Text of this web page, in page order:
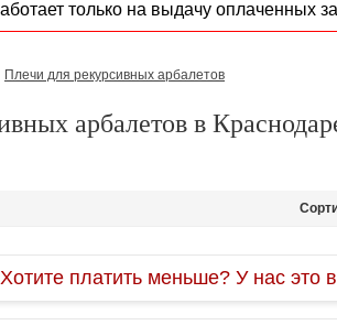
только на выдачу оплаченных
Плечи для рекурсивных арбалетов
арбалетов в
платить меньше? У нас это